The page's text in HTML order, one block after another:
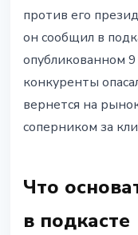
10 мая 2026 г.3
Наталия
против его
он сообщил в
опубликованном
конкуренты
вернется на
соперником за
Что
в подкасте